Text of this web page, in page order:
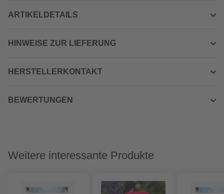
ARTIKELDETAILS
HINWEISE ZUR LIEFERUNG
HERSTELLERKONTAKT
BEWERTUNGEN
Weitere interessante Produkte